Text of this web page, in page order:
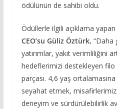
ödülünün de sahibi oldu.
Ödüllerle ilgili açıklama yapan
CEO’su Güliz Öztürk, “Daha
yatırımlar, yakıt verimliliğini
hedeflerimizi destekleyen
parçası. 4,6 yaş
seyahat etmek,
deneyim ve sürdürülebilirlik